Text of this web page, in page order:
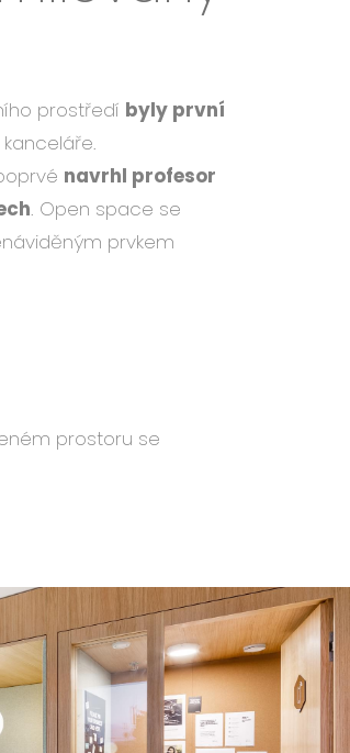
prostředí byly první
navrhl profesor
. Open space se
prvkem
prostoru se